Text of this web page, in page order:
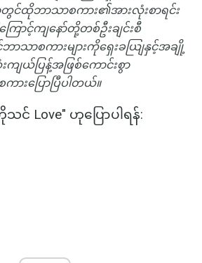
င်ထိုဘာသာစကား၏အားလုံးစာရင်း
ြောင့်ကျနော်တို့တစ်ဦးချင်းစီ
သာစကားများကိုရှေးခယျြနှင့်အချို့
ကျယ်ပြန့်အဖြစ်ကောင်းစွာ
ားပြောပြီပါတယ်။
Love" ဟုပြောပါရန်: